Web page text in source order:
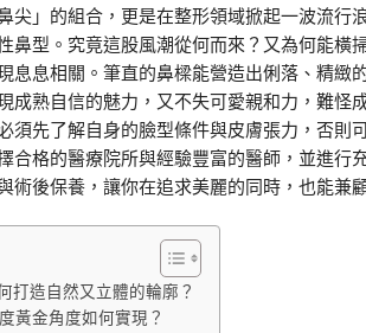
尖」的組合，更是在整形領域掀起一波流行
鼻型。究竟這股風潮從何而來？又為何能橫
息息相關。筆直的鼻樑能營造出俐落、精緻
成熟自信的魅力，又不失可愛親和力，難
須先了解自身的臉型條件與皮膚張力，否則
合格的醫療院所與經驗豐富的醫師，並進行
術後保養，讓你在追求美麗的同時，也能兼
打造自然又立體的輪廓？
黃金角度如何實現？